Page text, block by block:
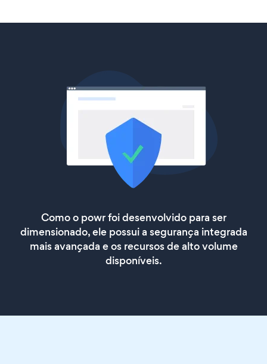
Como o powr foi desenvolvido para ser
dimensionado, ele possui a segurança integrada
mais avançada e os recursos de alto volume
disponíveis.